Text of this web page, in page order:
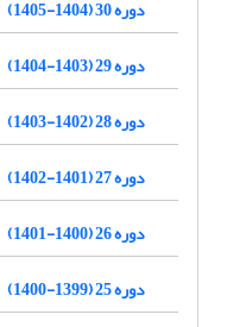
دوره 30 (1404-1405)
دوره 29 (1403-1404)
دوره 28 (1402-1403)
دوره 27 (1401-1402)
دوره 26 (1400-1401)
دوره 25 (1399-1400)